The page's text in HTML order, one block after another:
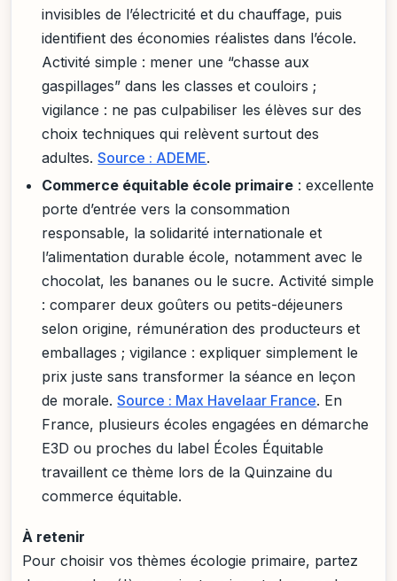
invisibles de l’électricité et du chauffage, puis
identifient des économies réalistes dans l’école.
Activité simple : mener une “chasse aux
gaspillages” dans les classes et couloirs ;
vigilance : ne pas culpabiliser les élèves sur des
choix techniques qui relèvent surtout des
adultes.Source : ADEME.
Commerce équitable école primaire : excellente
porte d’entrée vers la consommation
responsable, la solidarité internationale et
l’alimentation durable école, notamment avec le
chocolat, les bananes ou le sucre. Activité simple
: comparer deux goûters ou petits-déjeuners
selon origine, rémunération des producteurs et
emballages ; vigilance : expliquer simplement le
prix juste sans transformer la séance en leçon
de morale.Source : Max Havelaar France. En
France, plusieurs écoles engagées en démarche
E3D ou proches du label Écoles Équitable
travaillent ce thème lors de la Quinzaine du
commerce équitable.
À retenir
Pour choisir vos thèmes écologie primaire, partez